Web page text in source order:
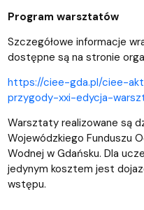
Program warsztatów
Szczegółowe informacje
dostępne są na stronie
https://ciee-gda.pl/ciee-
przygody-xxi-edycja-
Warsztaty realizowane są
Wojewódzkiego Funduszu
Wodnej w Gdańsku. Dla
jedynym kosztem jest
wstępu.